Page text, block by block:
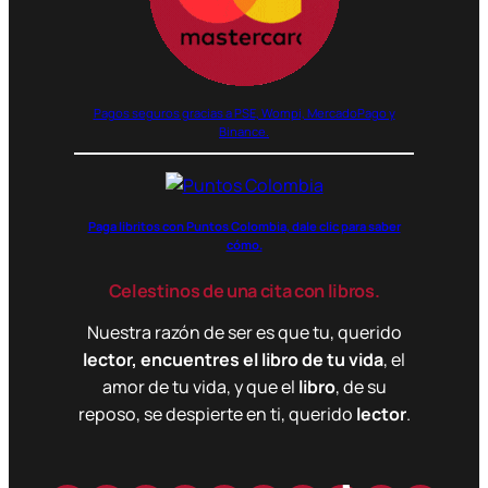
Pagos seguros gracias a PSE, Wompi, MercadoPago y
Binance.
Paga libritos con Puntos Colombia, dale clic para saber
cómo.
Celestinos de una cita con libros.
Nuestra razón de ser es que tu, querido
lector, encuentres el libro de tu vida, el
amor de tu vida, y que el libro, de su
reposo, se despierte en ti, querido lector.